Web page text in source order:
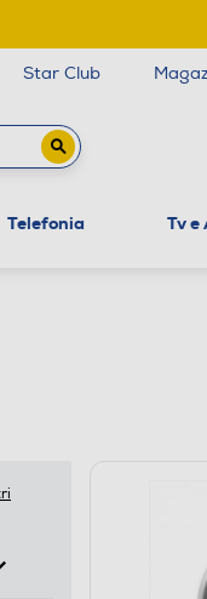
Star Club
Telefonia Tv e